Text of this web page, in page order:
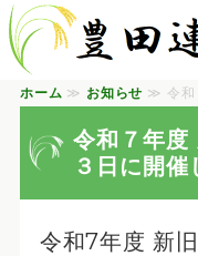
ホーム
各自治会・町内会の
ホーム ≫ お知らせ ≫ 令和
令和７年度
３日に開催
令和7年度 新